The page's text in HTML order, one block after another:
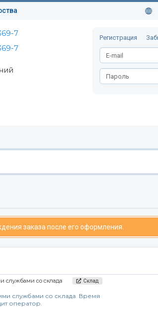
7
7
Регистрация
заказа после его оформления.
службами со склада Склад
службами со склада. Время
оператор.